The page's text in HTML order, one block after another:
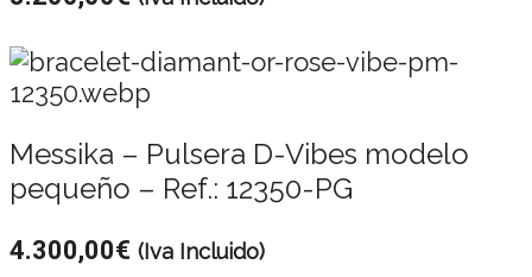
Messika – Pulsera D-Vibes modelo
pequeño – Ref.: 12350-PG
4.300,00€ (Iva Incluido)